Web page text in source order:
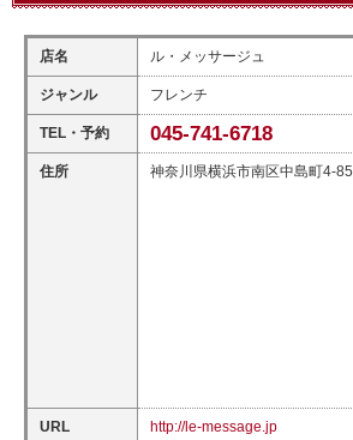
店名 ル・メッサージュ
ジャンル フレンチ
TEL・予約 045-741-6718
住所 神奈川県横浜市南区中島町4-85
URL http://le-message.jp